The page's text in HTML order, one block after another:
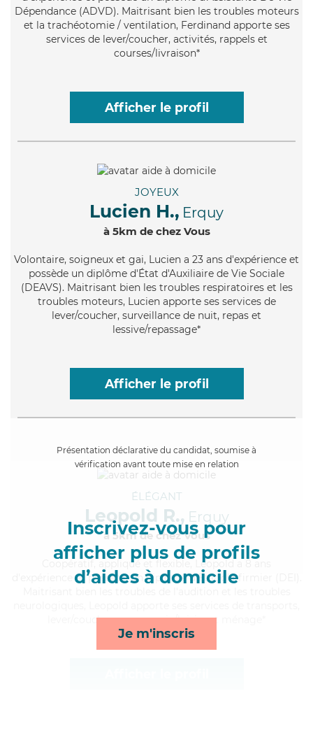
Dépendance (ADVD). Maitrisant bien les troubles moteurs
et la trachéotomie / ventilation, Ferdinand apporte ses
services de lever/coucher, activités, rappels et
courses/livraison*
Afficher le profil
JOYEUX
Lucien H., Erquy
à 5km de chez Vous
Volontaire, soigneux et gai, Lucien a 23 ans d'expérience et
possède un diplôme d'État d'Auxiliaire de Vie Sociale
(DEAVS). Maitrisant bien les troubles respiratoires et les
troubles moteurs, Lucien apporte ses services de
lever/coucher, surveillance de nuit, repas et
lessive/repassage*
Afficher le profil
Présentation déclarative du candidat, soumise à
vérification avant toute mise en relation
Inscrivez-vous pour
afficher plus de profils
d’aides à domicile
Je m'inscris
ÉLÉGANT
Leopold R., Erquy
à 5km de chez Vous
, appliqué et flexible, Leopold a 8 ans
d'expérience et possède un diplôme d'Etat d'infirmier (DEI).
lever/coucher, compagnie/loisirs et ménage*